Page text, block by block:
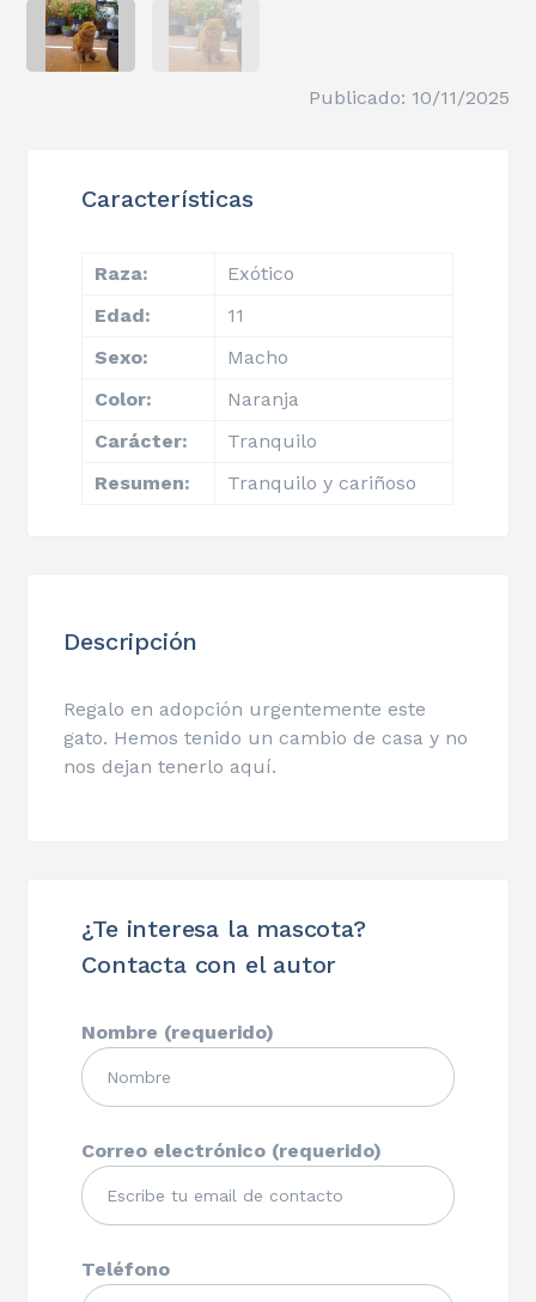
Publicado: 10/11/2025
Características
Raza:
Exótico
Edad:
11
Sexo:
Macho
Color:
Naranja
Carácter:
Tranquilo
Resumen:
Tranquilo y cariñoso
Descripción
Regalo en adopción urgentemente este
gato. Hemos tenido un cambio de casa y no
nos dejan tenerlo aquí.
¿Te interesa la mascota?
Contacta con el autor
Nombre (requerido)
Correo electrónico (requerido)
Teléfono